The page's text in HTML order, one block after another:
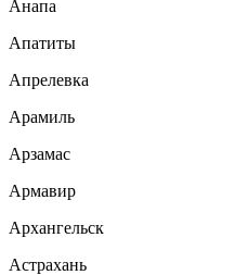
Анапа
Апатиты
Апрелевка
Арамиль
Арзамас
Армавир
Архангельск
Астрахань